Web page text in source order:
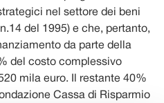
nel settore dei beni
del 1995) e che, pertanto,
da parte della
del costo complessivo
mila euro. Il restante 40%
Cassa di Risparmio